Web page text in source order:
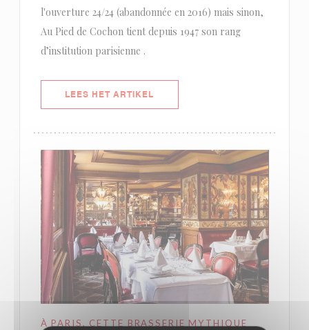
l'ouverture 24/24 (abandonnée en 2016) mais sinon,
Au Pied de Cochon tient depuis 1947 son rang
d’institution parisienne .
LEES HET ARTIKEL
À PARIS, CETTE BRASSERIE MYTHIQUE